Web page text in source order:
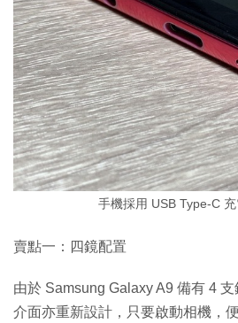
手機採用 USB Type-C 充
賣點一：四鏡配置
由於 Samsung Galaxy A9 備有 4
介面亦重新設計，只要啟動相機，